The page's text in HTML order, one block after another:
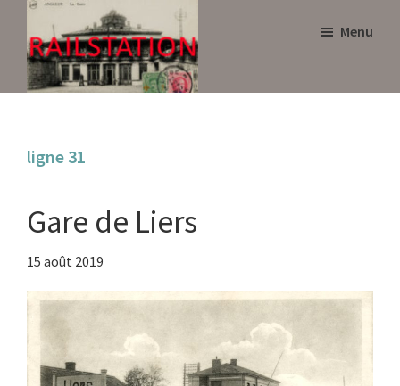
main
content
primary
sidebar
Menu
ligne 31
Gare de Liers
15 août 2019